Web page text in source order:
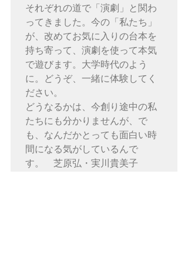
それぞれの道で「演劇」と関わ
ってきました。今の「私たち」
が、改めてお気に入りの台本を
持ち寄って、演劇を使って本気
で遊びます。大学時代のよう
に。どうぞ、一緒に体験してく
ださい。
どうなるかは、今創り途中の私
たちにも分かりませんが、で
も、なんだかとっても面白い時
間になる気がしているんで
す。　芝原弘・実川貴美子